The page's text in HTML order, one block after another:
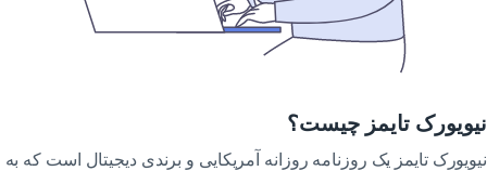
تایمز چیست؟
تایمز یک روزنامه روزانه آمریکایی و برندی دیجیتال است که به